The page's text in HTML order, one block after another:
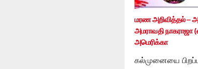
மரண அறிவித்தல் –
அமராவதி நாகராஜா
அமெரிக்கா
கல்முனையை